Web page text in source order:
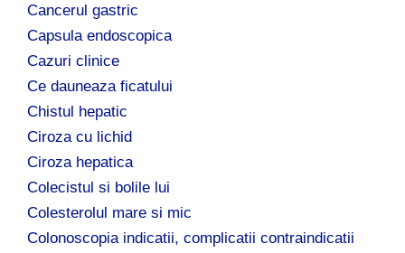
Cancerul gastric
Capsula endoscopica
Cazuri clinice
Ce dauneaza ficatului
Chistul hepatic
Ciroza cu lichid
Ciroza hepatica
Colecistul si bolile lui
Colesterolul mare si mic
Colonoscopia indicatii, complicatii contraindicatii